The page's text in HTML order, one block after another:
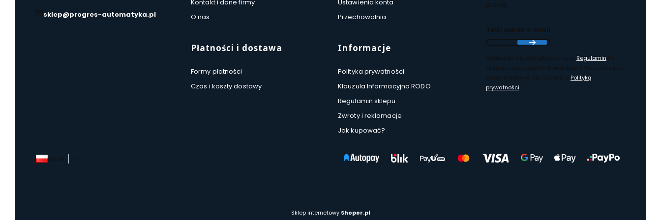
sklep@progres-automatyka.pl
Kontakt i dane firmy
O nas
Ustawienia konta
Przechowalnia
Płatności i dostawa
Formy płatności
Czas i koszty dostawy
Informacje
Polityka prywatności
Klauzula Informacyjna RODO
Regulamin sklepu
Zwroty i reklamacje
Jak kupować?
porad.
Twój adres e-mail
Zapisując się, akceptujesz nasz Regulamin (w
zakresie dotyczącym Newslettera). Przetwarzanie
danych odbywa się zgodnie z Polityką
prywatności
polski zł
Sklep internetowy Shoper.pl